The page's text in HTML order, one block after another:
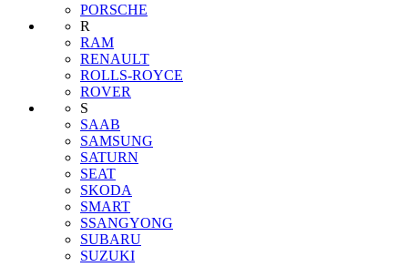
PORSCHE
R
RAM
RENAULT
ROLLS-ROYCE
ROVER
S
SAAB
SAMSUNG
SATURN
SEAT
SKODA
SMART
SSANGYONG
SUBARU
SUZUKI